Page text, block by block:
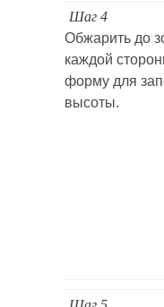
Шаг 4
Обжарить до
каждой
форму для
высоты.